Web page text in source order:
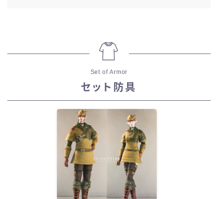
Set of Armor
セット防具